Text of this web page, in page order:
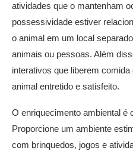
atividades que o mantenham
possessividade estiver
o animal em um local
animais ou pessoas. Além
interativos que liberem
animal entretido e satisfeito.
O enriquecimento ambiental é
Proporcione um ambiente
com brinquedos, jogos e